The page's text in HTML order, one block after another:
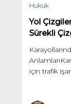
Hukuk
Yol
Sürekli
için trafik